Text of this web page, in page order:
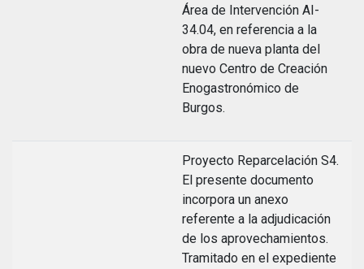
Área de Intervención AI-
34.04, en referencia a la
obra de nueva planta del
nuevo Centro de Creación
Enogastronómico de
Burgos.
Proyecto Reparcelación S4.
El presente documento
incorpora un anexo
referente a la adjudicación
de los aprovechamientos.
Tramitado en el expediente